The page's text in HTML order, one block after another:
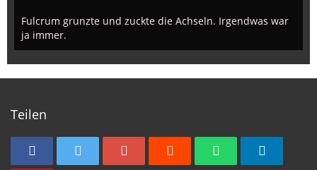
Fulcrum grunzte und zuckte die Achseln. Irgendwas war
ja immer.
Teilen